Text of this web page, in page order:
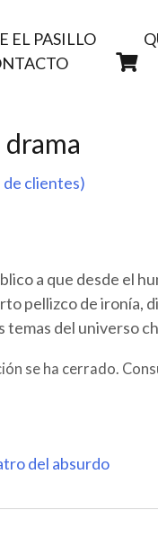
EL PASILLO
drama
clientes)
a que desde el
pellizco de ironía,
del universo
se ha cerrado.
del absurdo